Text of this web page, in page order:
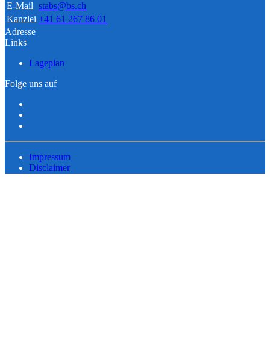
E-Mail stabs@bs.ch
Kanzlei +41 61 267 86 01
Adresse
Links
Lageplan
Folge uns auf
Impressum
Disclaimer